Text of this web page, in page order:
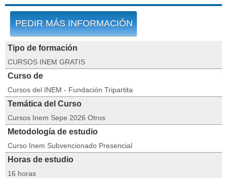
PEDIR MÁS INFORMACIÓN
Tipo de formación
CURSOS INEM GRATIS
Curso de
Cursos del INEM - Fundación Tripartita
Temática del Curso
Cursos Inem Sepe 2026 Otros
Metodología de estudio
Curso Inem Subvencionado Presencial
Horas de estudio
16 horas